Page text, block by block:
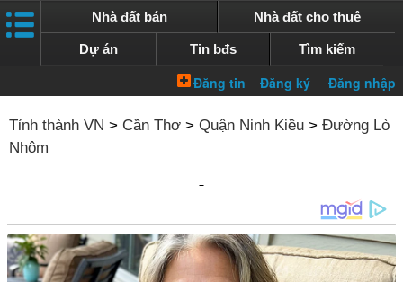
Nhà đất bán Nhà đất cho thuê
Dự án Tin bđs Tìm kiếm
Tỉnh thành VN > Cần Thơ > Quận Ninh Kiều > Đường Lò
Nhôm